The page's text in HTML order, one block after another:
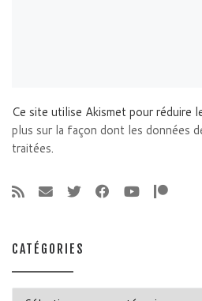
Ce site utilise Akismet pour réduire
plus sur la façon dont les données
traitées.
CATÉGORIES